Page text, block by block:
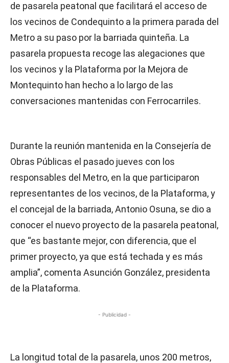
de pasarela peatonal que facilitará el acceso de
los vecinos de Condequinto a la primera parada del
Metro a su paso por la barriada quinteña. La
pasarela propuesta recoge las alegaciones que
los vecinos y la Plataforma por la Mejora de
Montequinto han hecho a lo largo de las
conversaciones mantenidas con Ferrocarriles.
Durante la reunión mantenida en la Consejería de
Obras Públicas el pasado jueves con los
responsables del Metro, en la que participaron
representantes de los vecinos, de la Plataforma, y
el concejal de la barriada, Antonio Osuna, se dio a
conocer el nuevo proyecto de la pasarela peatonal,
que “es bastante mejor, con diferencia, que el
primer proyecto, ya que está techada y es más
amplia”, comenta Asunción González, presidenta
de la Plataforma.
- Publicidad -
La longitud total de la pasarela, unos 200 metros,